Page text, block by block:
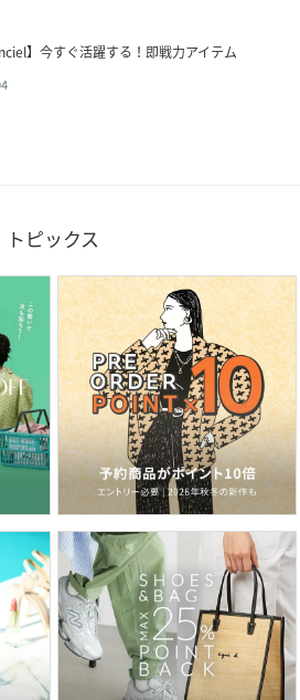
】今すぐ活躍する！即戦力アイテム
トピックス